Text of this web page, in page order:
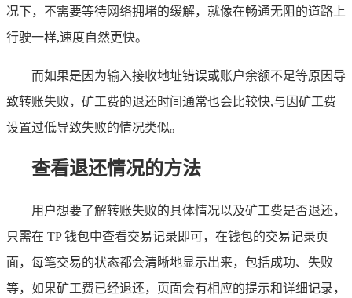
况下，不需要等待网络拥堵的缓解，就像在畅通无阻的道路上
行驶一样,速度自然更快。
而如果是因为输入接收地址错误或账户余额不足等原因导
致转账失败，矿工费的退还时间通常也会比较快,与因矿工费
设置过低导致失败的情况类似。
查看退还情况的方法
用户想要了解转账失败的具体情况以及矿工费是否退还，
只需在 TP 钱包中查看交易记录即可，在钱包的交易记录页
面，每笔交易的状态都会清晰地显示出来，包括成功、失败
等，如果矿工费已经退还，页面会有相应的提示和详细记录，